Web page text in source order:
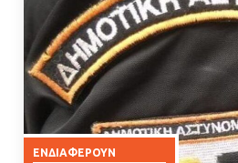
ΕΝΔΙΑΦΈΡΟΥΝ